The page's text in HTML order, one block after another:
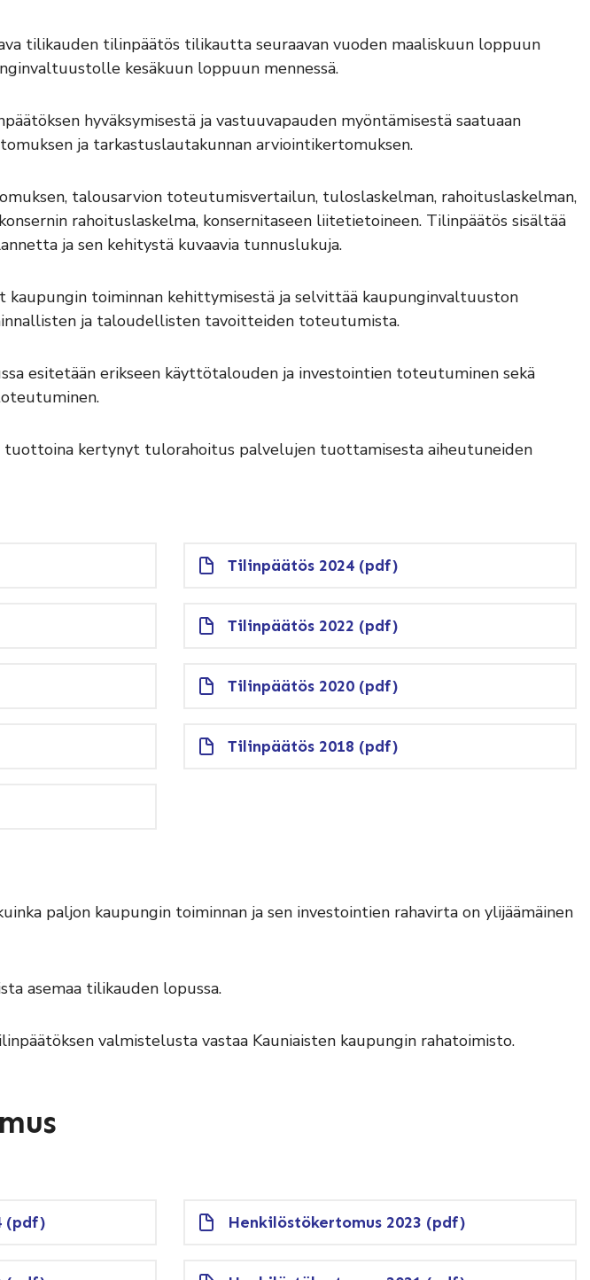
tilikauden tilinpäätös tilikautta seuraavan vuoden maaliskuun loppuun
kesäkuun loppuun mennessä.
hyväksymisestä ja vastuuvapauden myöntämisestä saatuaan
ja tarkastuslautakunnan arviointikertomuksen.
talousarvion toteutumisvertailun, tuloslaskelman, rahoituslaskelman,
rahoituslaskelma, konsernitaseen liitetietoineen. Tilinpäätös sisältää
ja sen kehitystä kuvaavia tunnuslukuja.
kaupungin toiminnan kehittymisestä ja selvittää kaupunginvaltuuston
ja taloudellisten tavoitteiden toteutumista.
esitetään erikseen käyttötalouden ja investointien toteutuminen sekä
tuottoina kertynyt tulorahoitus palvelujen tuottamisesta aiheutuneiden
Tilinpäätös 2024 (pdf)
Tilinpäätös 2022 (pdf)
Tilinpäätös 2020 (pdf)
Tilinpäätös 2018 (pdf)
paljon kaupungin toiminnan ja sen investointien rahavirta on ylijäämäinen
asemaa tilikauden lopussa.
valmistelusta vastaa Kauniaisten kaupungin rahatoimisto.
(pdf) Henkilöstökertomus 2023 (pdf)